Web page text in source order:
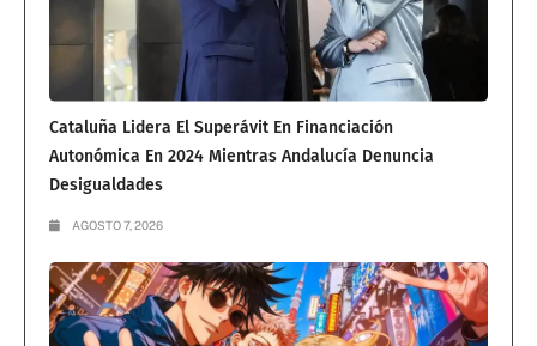
Cataluña Lidera El Superávit En Financiación
Autonómica En 2024 Mientras Andalucía Denuncia
Desigualdades
AGOSTO 7, 2026